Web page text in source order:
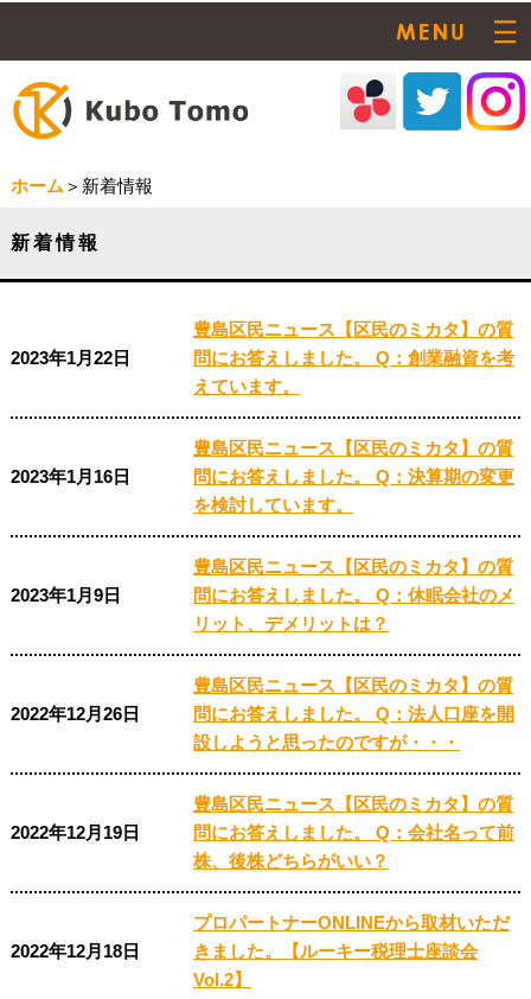
ホーム ＞新着情報
新着情報
2023年1月22日
豊島区民ニュース【区民のミカタ】の質
問にお答えしました。 Q：創業融資を考
えています。
2023年1月16日
豊島区民ニュース【区民のミカタ】の質
問にお答えしました。 Q：決算期の変更
を検討しています。
2023年1月9日
豊島区民ニュース【区民のミカタ】の質
問にお答えしました。 Q：休眠会社のメ
リット、デメリットは？
2022年12月26日
豊島区民ニュース【区民のミカタ】の質
問にお答えしました。 Q：法人口座を開
設しようと思ったのですが・・・
2022年12月19日
豊島区民ニュース【区民のミカタ】の質
問にお答えしました。 Q：会社名って前
株、後株どちらがいい？
2022年12月18日
プロパートナーONLINEから取材いただ
きました。【ルーキー税理士座談会
Vol.2】